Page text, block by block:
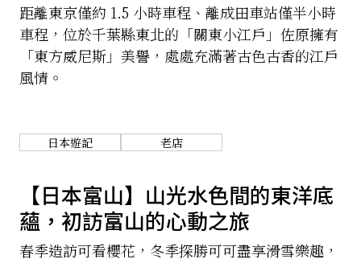
在地故事
關於我們
距離東京僅約 1.5 小時車程、離成田車站僅半小時
車程，位於千葉縣東北的「關東小江戶」佐原擁有
「東方威尼斯」美譽，處處充滿著古色古香的江戶
風情。
日本遊記 老店
【日本富山】山光水色間的東洋底
蘊，初訪富山的心動之旅
春季造訪可看櫻花，冬季探勝可可盡享滑雪樂趣，